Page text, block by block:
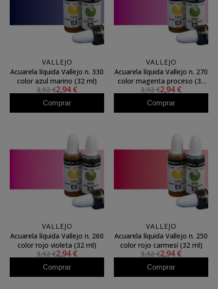
VALLEJO
Acuarela líquida Vallejo n. 330
color azul marino (32 ml)
3,92 €2,94 €
Comprar
VALLEJO
Acuarela líquida Vallejo n. 270
color magenta proceso (32
ml)
3,92 €2,94 €
Comprar
VALLEJO
Acuarela líquida Vallejo n. 260
color rojo violeta (32 ml)
3,92 €2,94 €
Comprar
VALLEJO
Acuarela líquida Vallejo n. 250
color rojo carmesí (32 ml)
3,92 €2,94 €
Comprar